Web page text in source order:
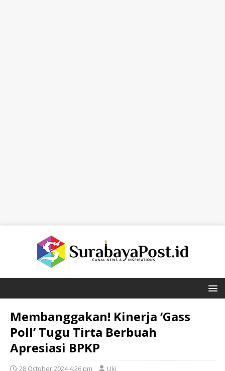
Membanggakan! Kinerja ‘Gass
Poll’ Tugu Tirta Berbuah
Apresiasi BPKP
28 October 2024 4:26 pm Uki